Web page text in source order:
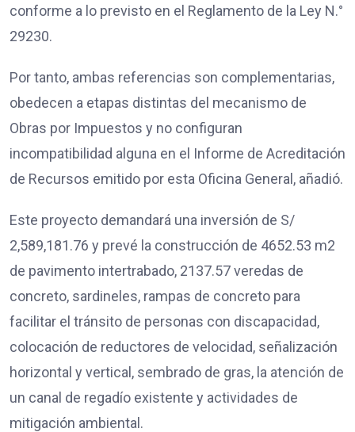
conforme a lo previsto en el Reglamento de la Ley N.°
29230.
Por tanto, ambas referencias son complementarias,
obedecen a etapas distintas del mecanismo de
Obras por Impuestos y no configuran
incompatibilidad alguna en el Informe de Acreditación
de Recursos emitido por esta Oficina General, añadió.
Este proyecto demandará una inversión de S/
2,589,181.76 y prevé la construcción de 4652.53 m2
de pavimento intertrabado, 2137.57 veredas de
concreto, sardineles, rampas de concreto para
facilitar el tránsito de personas con discapacidad,
colocación de reductores de velocidad, señalización
horizontal y vertical, sembrado de gras, la atención de
un canal de regadío existente y actividades de
mitigación ambiental.